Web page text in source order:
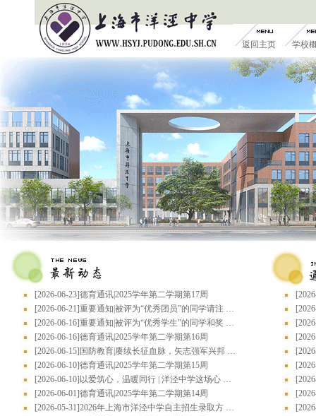
返回主页 学校
[2026-06-23]德育通讯|2025学年第二学期第17周
[2026-06-21]重要通知|被评为“优秀团员”的同学请注 …
[2026-06-16]重要通知|被评为“优秀学生”的同学和奖 …
[2026-06-16]德育通讯|2025学年第二学期第16周
[2026-06-15]国防教育|赓续长征血脉，矢志强军兴邦 …
[2026-06-10]德育通讯|2025学年第二学期第15周
[2026-06-10]以爱筑心，温暖同行 | 洋泾中学这场心 …
[2026-06-01]德育通讯|2025学年第二学期第14周
[2026-05-31]2026年上海市洋泾中学自主招生录取方 …